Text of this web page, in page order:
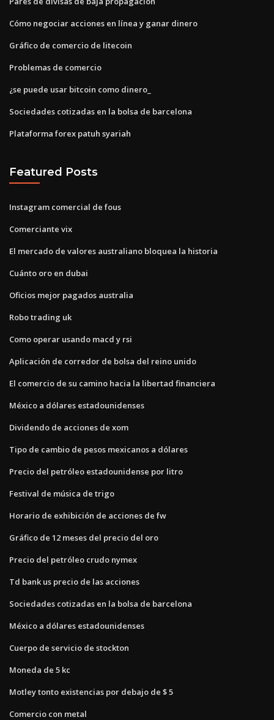
Cómo negociar acciones en línea y ganar dinero
Gráfico de comercio de litecoin
Problemas de comercio
¿se puede usar bitcoin como dinero_
Sociedades cotizadas en la bolsa de barcelona
Plataforma forex patuh syariah
Featured Posts
Instagram comercial de fous
Comerciante vix
El mercado de valores australiano bloquea la historia
Cuánto oro en dubai
Oficios mejor pagados australia
Robo trading uk
Como operar usando macd y rsi
Aplicación de corredor de bolsa del reino unido
El comercio de su camino hacia la libertad financiera
México a dólares estadounidenses
Dividendo de acciones de xom
Tipo de cambio de pesos mexicanos a dólares
Precio del petróleo estadounidense por litro
Festival de música de trigo
Horario de exhibición de acciones de fw
Gráfico de 12 meses del precio del oro
Precio del petróleo crudo nymex
Td bank us precio de las acciones
Sociedades cotizadas en la bolsa de barcelona
México a dólares estadounidenses
Cuerpo de servicio de stockton
Moneda de 5 kc
Motley tonto existencias por debajo de $ 5
Comercio con metal